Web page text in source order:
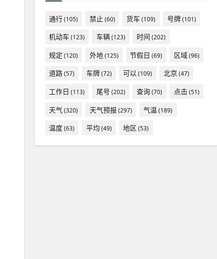
通行(105) 禁止 (60) 货车(109) 号牌(101)
机动车(123) 车辆(123) 时间 (202)
规定 (120) 外地(125) 节假日 (69) 区域(96)
道路(57) 车牌(72) 可以 (109) 北京(47)
工作日 (113) 尾号 (202) 查询(70) 点击(51)
天气 (320) 天气预报 (297) 气温 (189)
温度(63) 平均 (49) 地区 (53)